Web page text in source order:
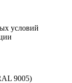
условий
9005)